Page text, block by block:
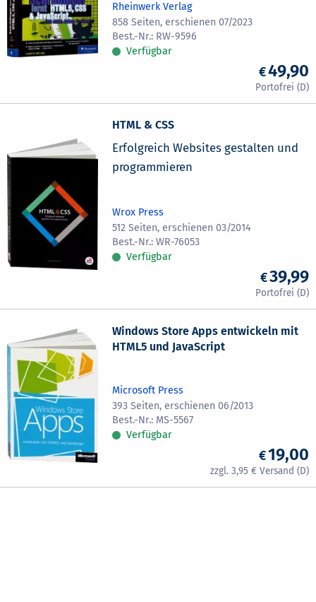
Rheinwerk Verlag
858 Seiten, erschienen 07/2023
RW-9596
Verfügbar
49,90
HTML & CSS
Erfolgreich Websites gestalten und
programmieren
Wrox Press
512 Seiten, erschienen 03/2014
WR-76053
Verfügbar
39,99
Windows Store Apps entwickeln mit
HTML5 und JavaScript
Microsoft Press
393 Seiten, erschienen 06/2013
MS-5567
Verfügbar
19,00
3,95